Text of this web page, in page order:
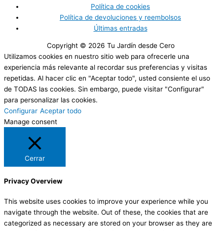
Política de cookies
Política de devoluciones y reembolsos
Últimas entradas
Copyright © 2026 Tu Jardín desde Cero
Utilizamos cookies en nuestro sitio web para ofrecerle una
experiencia más relevante al recordar sus preferencias y visitas
repetidas. Al hacer clic en "Aceptar todo", usted consiente el uso
de TODAS las cookies. Sin embargo, puede visitar "Configurar"
para personalizar las cookies.
Configurar Aceptar todo
Manage consent
Cerrar
Privacy Overview
This website uses cookies to improve your experience while you
navigate through the website. Out of these, the cookies that are
categorized as necessary are stored on your browser as they are